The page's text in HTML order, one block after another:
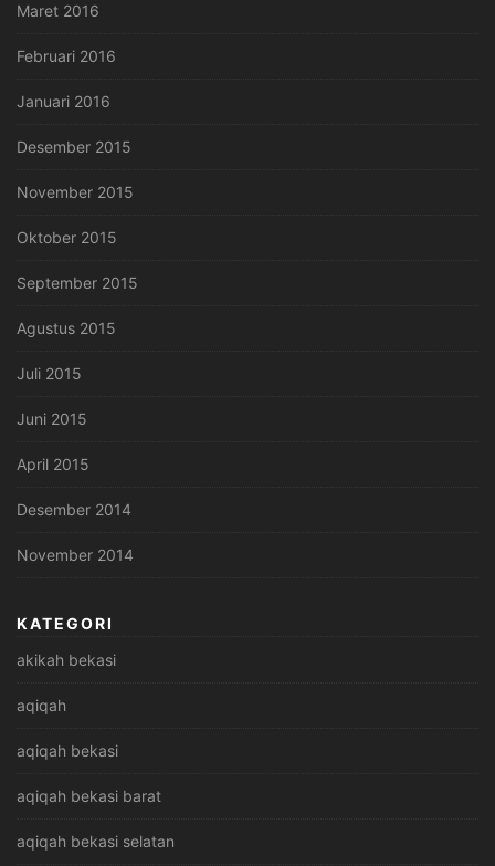
Maret 2016
Februari 2016
Januari 2016
Desember 2015
November 2015
Oktober 2015
September 2015
Agustus 2015
Juli 2015
Juni 2015
April 2015
Desember 2014
November 2014
KATEGORI
akikah bekasi
aqiqah
aqiqah bekasi
aqiqah bekasi barat
aqiqah bekasi selatan